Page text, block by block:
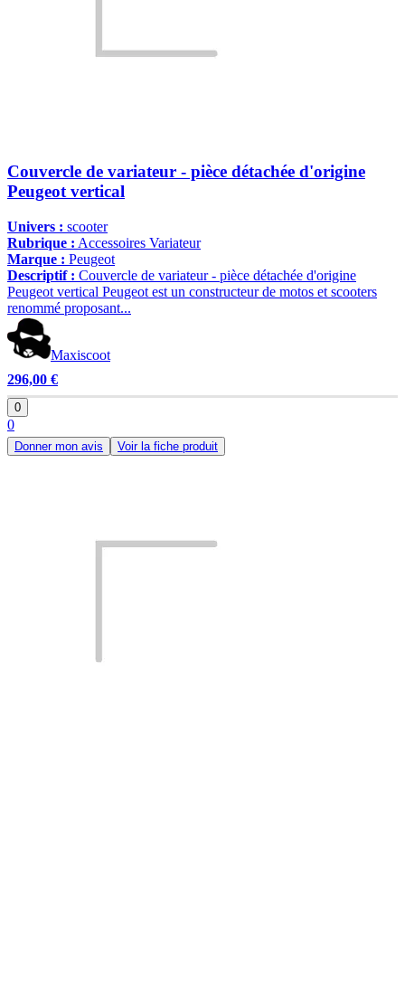
Couvercle de variateur - pièce détachée d'origine
Peugeot vertical
Univers : scooter
Rubrique : Accessoires Variateur
Marque : Peugeot
Descriptif : Couvercle de variateur - pièce détachée d'origine
Peugeot vertical Peugeot est un constructeur de motos et scooters
renommé proposant...
Maxiscoot
296,00 €
0
0
Donner mon avis Voir la fiche produit